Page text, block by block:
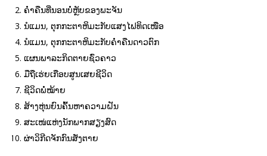
ຄ່ຳຄືນທີ່ນອນບໍ່ຫຼັບຂອງພະຈັນ
ນໍແມນ, ຕຸກກະຕາຫິມະກັບແສງໄຟທິດເໜືອ
ນໍແມນ, ຕຸກກະຕາຫິມະກັບຄ່ຳຄືນດາວຕົກ
ແຜນພາລະກິດຕາຍຊົ່ວຄາວ
ມືຖືເຮ່ຍເກືອບສູນເສຍຊີວິດ
ຊີວິດພໍ່ໝ້າຍ
ສ້າງຫຸ່ນຍົນຄົ້ນຫາຄວາມຝັນ
ສະເໜ່ແຫ່ງນັກພາກສຽງສົດ
ຜ່າວິກີດຈັກກົນສັ່ງຕາຍ